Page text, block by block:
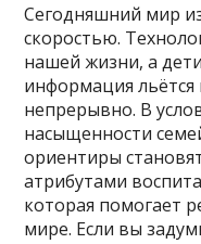
Сегодняшний мир
скоростью.
нашей жизни, а
информация льётся
непрерывно. В
насыщенности
ориентиры
атрибутами
которая помогает
мире. Если вы